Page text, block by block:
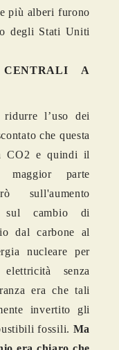
più alberi furono
degli Stati Uniti
CENTRALI A
l’uso dei
che questa
CO2 e quindi il
maggior parte
sull'aumento
sul cambio di
dal carbone al
nucleare per
senza
era che tali
invertito gli
fossili. Ma